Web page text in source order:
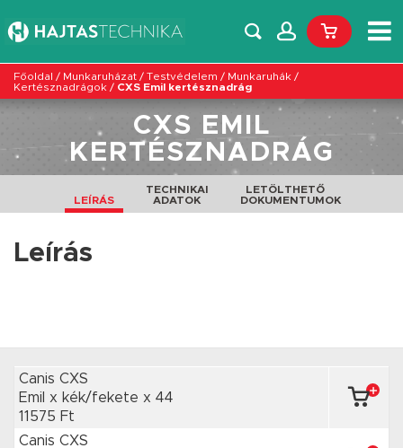
Főoldal / Munkaruházat / Testvédelem / Munkaruhák /
Kertésznadrágok / CXS Emil kertésznadrág
CXS EMIL
KERTÉSZNADRÁG
LEÍRÁS
TECHNIKAI
ADATOK
LETÖLTHETŐ
DOKUMENTUMOK
Leírás
Canis CXS
Emil x kék/fekete x 44
11575 Ft
Canis CXS